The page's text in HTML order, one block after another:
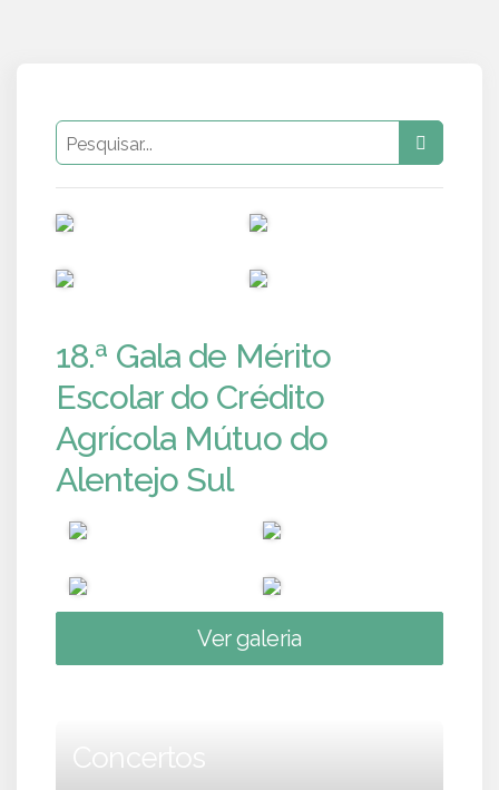
18.ª Gala de Mérito
Escolar do Crédito
Agrícola Mútuo do
Alentejo Sul
Ver galeria
Concertos